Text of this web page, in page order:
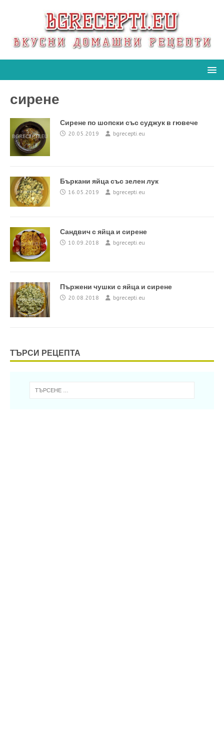
сирене
Сирене по шопски със суджук в гювече
20.05.2019 bgrecepti.eu
Бъркани яйца със зелен лук
16.05.2019 bgrecepti.eu
Сандвич с яйца и сирене
10.09.2018 bgrecepti.eu
Пържени чушки с яйца и сирене
20.08.2018 bgrecepti.eu
ТЪРСИ РЕЦЕПТА